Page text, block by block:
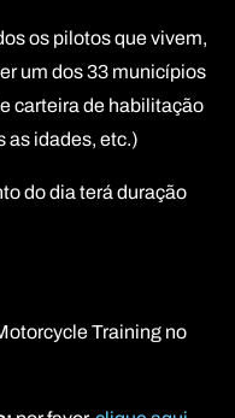
os pilotos que vivem,
um dos 33 municípios
carteira de habilitação
as idades, etc.)
do dia terá duração
Training no